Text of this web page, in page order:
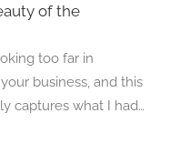
of the
too far in
business, and this
captures what I had…